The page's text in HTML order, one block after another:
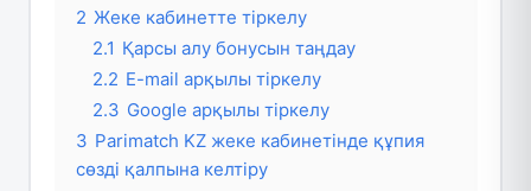
2 Жеке кабинетте тіркелу
2.1 Қарсы алу бонусын таңдау
2.2 E-mail арқылы тіркелу
2.3 Google арқылы тіркелу
3 Parimatch KZ жеке кабинетінде құпия
сөзді қалпына келтіру